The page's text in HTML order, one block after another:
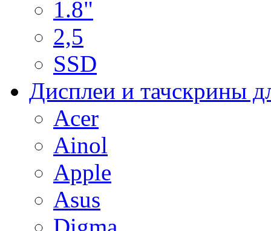
1.8"
2,5
SSD
Дисплеи и тачскрины
Acer
Ainol
Apple
Asus